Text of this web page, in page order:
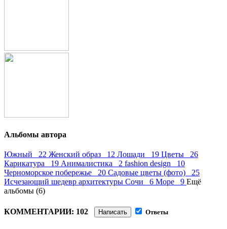
Альбомы автора
Южный 22 Женский образ 12 Лошади 19 Цветы 26
Карикатура 19 Анималистика 2 fashion design 10
Черноморское побережье 20 Садовые цветы (фото) 25
Исчезающий шедевр архитектуры Сочи 6 Море 9 Ещё
альбомы (6)
КОММЕНТАРИИ: 102 Написать Ответы